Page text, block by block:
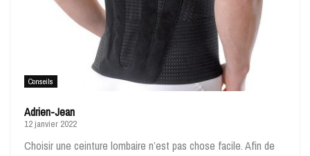
Conseils
Adrien-Jean
12 janvier 2022
Choisir une ceinture lombaire n’est pas chose facile. Afin de